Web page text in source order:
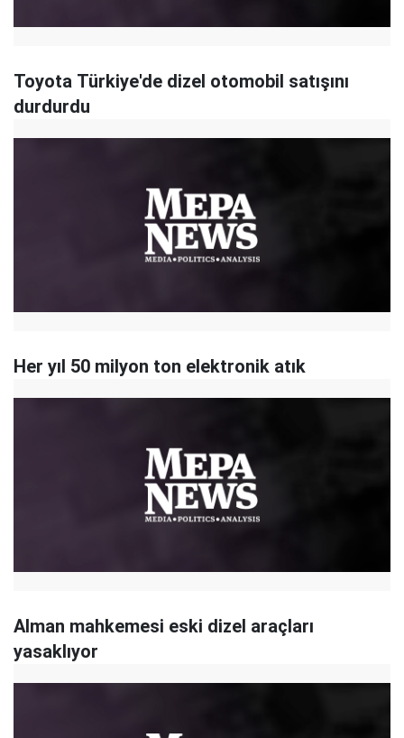
Toyota Türkiye'de dizel otomobil satışını
durdurdu
Her yıl 50 milyon ton elektronik atık
Alman mahkemesi eski dizel araçları
yasaklıyor